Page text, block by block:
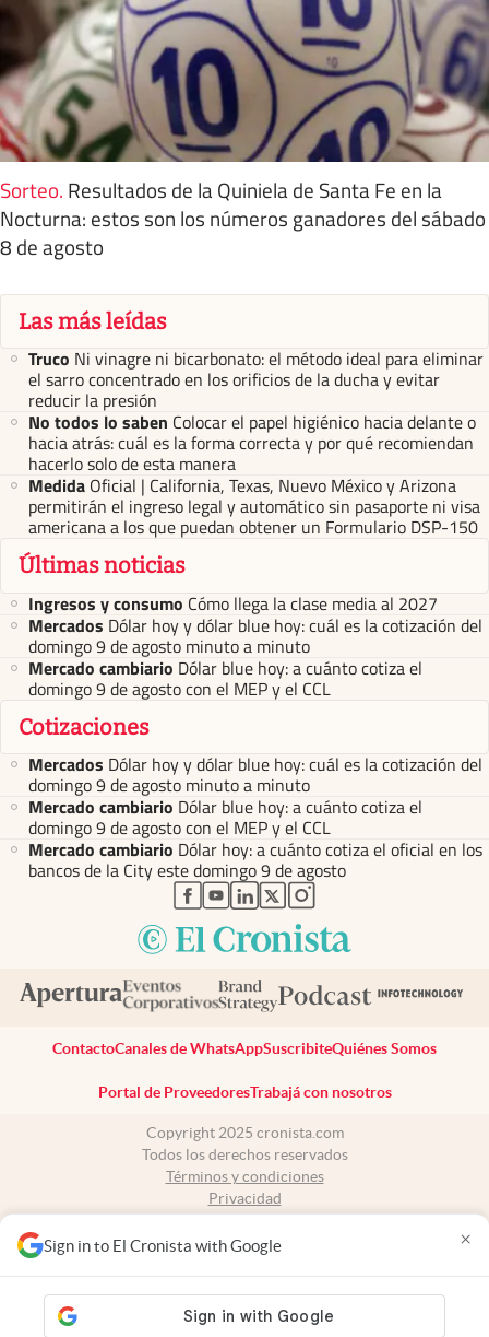
Sign in to El Cronista with Google ×
Sorteo. Resultados de la Quiniela de Santa Fe en la
Nocturna: estos son los números ganadores del sábado
8 de agosto
Las más leídas
Truco Ni vinagre ni bicarbonato: el método ideal para eliminar
el sarro concentrado en los orificios de la ducha y evitar
reducir la presión
No todos lo saben Colocar el papel higiénico hacia delante o
hacia atrás: cuál es la forma correcta y por qué recomiendan
hacerlo solo de esta manera
Medida Oficial | California, Texas, Nuevo México y Arizona
permitirán el ingreso legal y automático sin pasaporte ni visa
americana a los que puedan obtener un Formulario DSP-150
Últimas noticias
Ingresos y consumo Cómo llega la clase media al 2027
Mercados Dólar hoy y dólar blue hoy: cuál es la cotización del
domingo 9 de agosto minuto a minuto
Mercado cambiario Dólar blue hoy: a cuánto cotiza el
domingo 9 de agosto con el MEP y el CCL
Cotizaciones
Mercados Dólar hoy y dólar blue hoy: cuál es la cotización del
domingo 9 de agosto minuto a minuto
Mercado cambiario Dólar blue hoy: a cuánto cotiza el
domingo 9 de agosto con el MEP y el CCL
Mercado cambiario Dólar hoy: a cuánto cotiza el oficial en los
bancos de la City este domingo 9 de agosto
abre en nueva pestaña
abre en nueva pestaña
abre en nueva pestaña
abre en nueva pestaña
abre en nueva pestaña
ContactoCanales de WhatsAppSuscribiteQuiénes Somos
Portal de ProveedoresTrabajá con nosotros
Copyright 2025 cronista.com
Todos los derechos reservados
Términos y condiciones
Privacidad
Tel: +54 11 7078-3270
propiedad intelectual: 56576959